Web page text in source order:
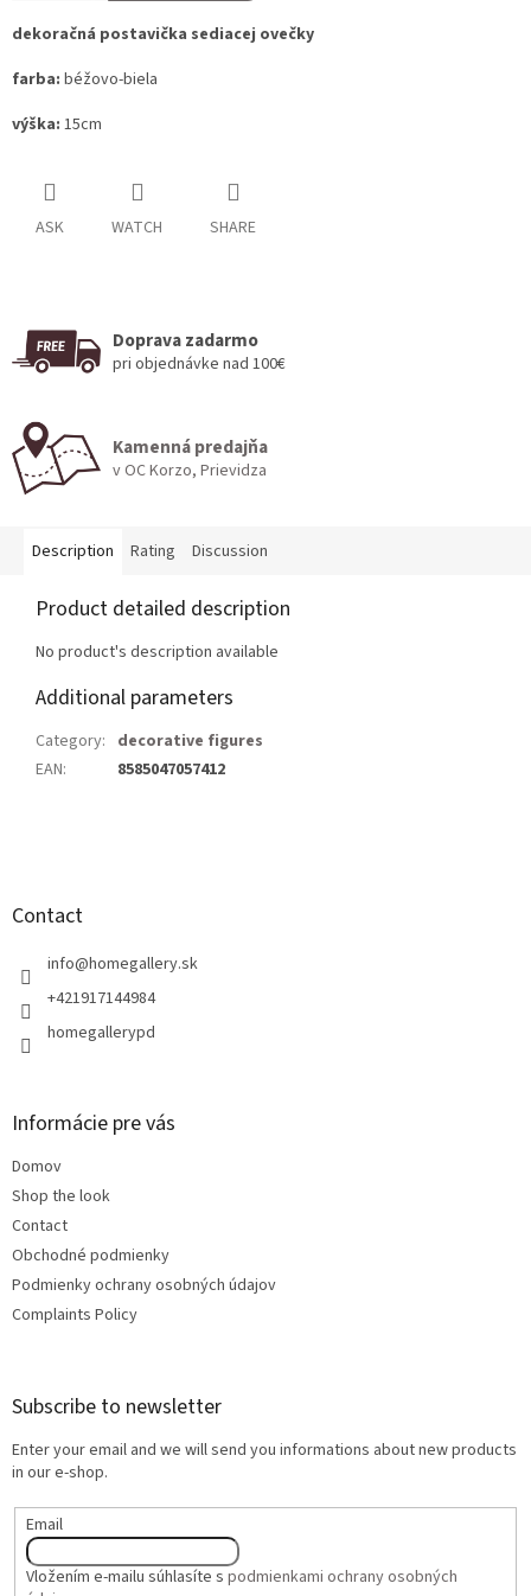
dekoračná postavička sediacej ovečky
farba: béžovo-biela
výška: 15cm
ASK WATCH SHARE
Doprava zadarmo
pri objednávke nad 100€
Kamenná predajňa
v OC Korzo, Prievidza
Description Rating Discussion
Product detailed description
No product's description available
Additional parameters
Category: decorative figures
EAN: 8585047057412
Contact
info@homegallery.sk
+421917144984
homegallerypd
Informácie pre vás
Domov
Shop the look
Contact
Obchodné podmienky
Podmienky ochrany osobných údajov
Complaints Policy
Subscribe to newsletter
Enter your email and we will send you informations about new products
in our e-shop.
Email
Vložením e-mailu súhlasíte s podmienkami ochrany osobných